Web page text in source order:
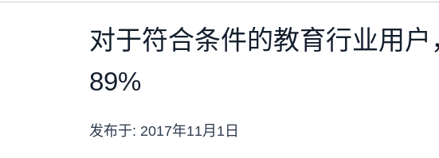
对于符合条件的教育行业用
89%
发布于: 2017年11月1日